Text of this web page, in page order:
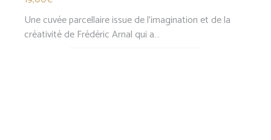
Une cuvée parcellaire issue de l’imagination et de la
créativité de Frédéric Arnal qui a…